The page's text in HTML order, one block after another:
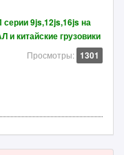
9js,12js,16js на
китайские грузовики
Просмотры: 1301